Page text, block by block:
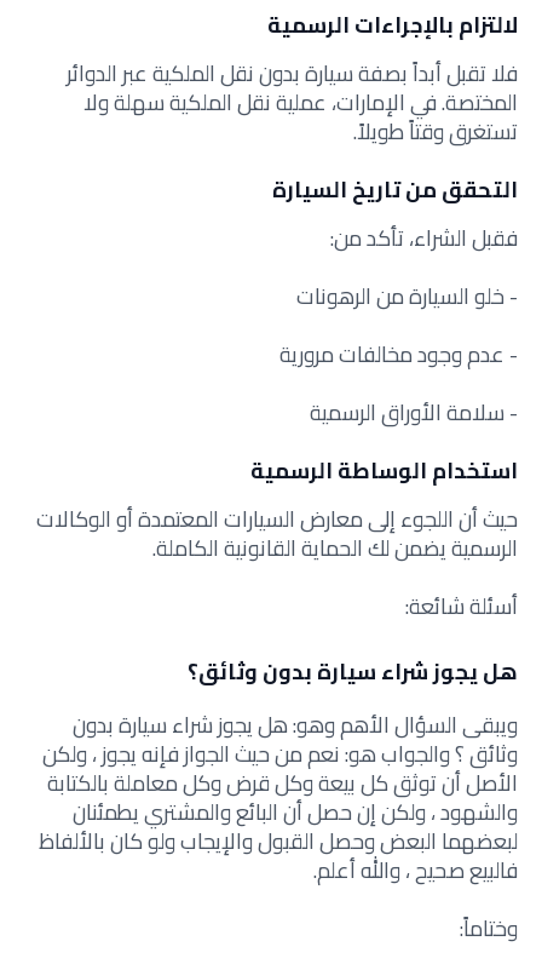
لالتزام بالإجراءات الرسمية
فلا تقبل أبداً بصفة سيارة بدون نقل الملكية عبر الدوائر
المختصة. في الإمارات، عملية نقل الملكية سهلة ولا
تستغرق وقتاً طويلاً.
التحقق من تاريخ السيارة
فقبل الشراء، تأكد من:
- خلو السيارة من الرهونات
- عدم وجود مخالفات مرورية
- سلامة الأوراق الرسمية
استخدام الوساطة الرسمية
حيث أن اللجوء إلى معارض السيارات المعتمدة أو الوكالات
الرسمية يضمن لك الحماية القانونية الكاملة.
أسئلة شائعة:
هل يجوز شراء سيارة بدون وثائق؟
ويبقى السؤال الأهم وهو: هل يجوز شراء سيارة بدون
وثائق ؟ والجواب هو: نعم من حيث الجواز فإنه يجوز ، ولكن
الأصل أن توثق كل بيعة وكل قرض وكل معاملة بالكتابة
والشهود ، ولكن إن حصل أن البائع والمشتري يطمئنان
لبعضهما البعض وحصل القبول والإيجاب ولو كان بالألفاظ
فالبيع صحيح ، والله أعلم.
وختاماً: